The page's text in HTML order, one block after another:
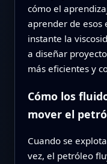
cómo el
aprender de esos
instante la
a diseñar
más eficientes y
Cómo los
mover el
Cuando se
vez, el petróleo